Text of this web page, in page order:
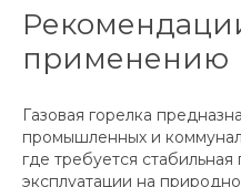
применению
Газовая горелка
промышленных и
где требуется
эксплуатации на